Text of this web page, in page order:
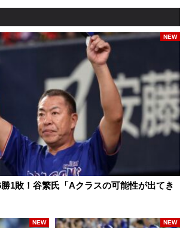
1敗！谷繁氏「Aクラスの可能性が出てき
NEW
NEW NEW